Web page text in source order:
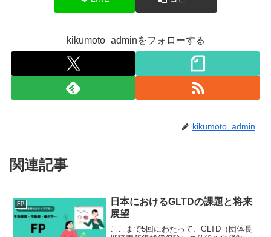
kikumoto_adminをフォローする
kikumoto_admin
関連記事
FP
日本におけるGLTDの課題と将来
展望
ここまで5回にわたって、GLTD（団体長